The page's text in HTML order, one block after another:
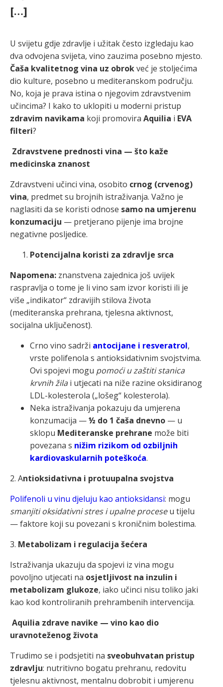
[…]
U svijetu gdje zdravlje i užitak često izgledaju kao
dva odvojena svijeta, vino zauzima posebno mjesto.
Čaša kvalitetnog vina uz obrokveć je stoljećima
dio kulture, posebno u mediteranskom području.
No, koja je prava istina o njegovim zdravstvenim
učincima? I kako to uklopiti u moderni pristup
zdravim navikama koji promovira Aquilia i EVA
filteri?
Zdravstvene prednosti vina — što kaže
medicinska znanost
Zdravstveni učinci vina, osobito crnog (crvenog)
vina, predmet su brojnih istraživanja. Važno je
naglasiti da se koristi odnose samo na umjerenu
konzumaciju — pretjerano pijenje ima brojne
negativne posljedice.
Potencijalna koristi za zdravlje srca
Napomena: znanstvena zajednica još uvijek
raspravlja o tome je li vino sam izvor koristi ili je
više „indikator“ zdravijih stilova života
(mediteranska prehrana, tjelesna aktivnost,
socijalna uključenost).
Crno vino sadrži antocijane i resveratrol,
vrste polifenola s antioksidativnim svojstvima.
Ovi spojevi mogu pomoći u zaštiti stanica
krvnih žilai utjecati na niže razine oksidiranog
LDL-kolesterola („lošeg“ kolesterola).
Neka istraživanja pokazuju da umjerena
konzumacija —½ do 1 čaša dnevno — u
sklopu Mediteranske prehrane može biti
povezana s nižim rizikom od ozbiljnih
kardiovaskularnih poteškoća.
2. Antioksidativna i protuupalna svojstva
Polifenoli u vinu djeluju kao antioksidansi: mogu
smanjiti oksidativni stres i upalne proceseu tijelu
— faktore koji su povezani s kroničnim bolestima.
3. Metabolizam i regulacija šećera
Istraživanja ukazuju da spojevi iz vina mogu
povoljno utjecati na osjetljivost na inzulin i
metabolizam glukoze, iako učinci nisu toliko jaki
kao kod kontroliranih prehrambenih intervencija.
Aquilia zdrave navike — vino kao dio
uravnoteženog života
Trudimo se i podsjetiti na sveobuhvatan pristup
zdravlju: nutritivno bogatu prehranu, redovitu
tjelesnu aktivnost, mentalnu dobrobit i umjerenu